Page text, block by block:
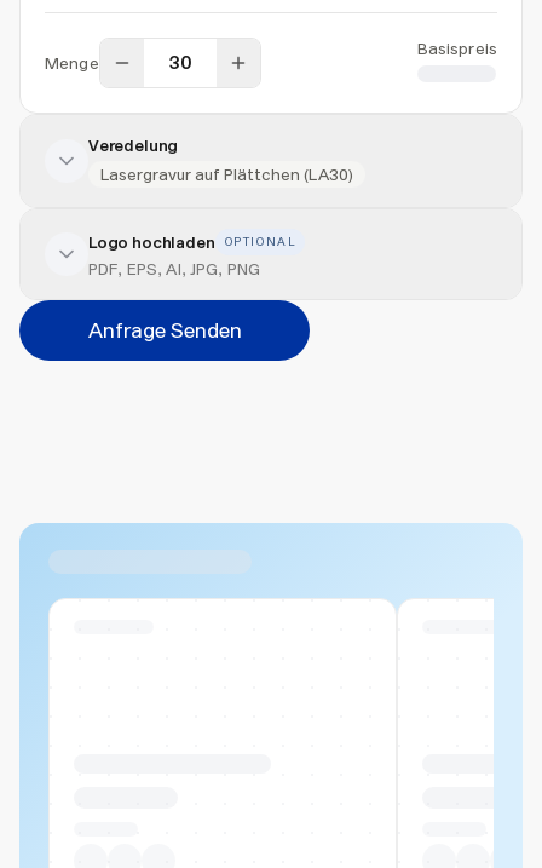
Menge
Basispreis
Veredelung
Lasergravur auf Plättchen (LA30)
Veredelung hinzufügen
Veredelungsart
Logo hochladen OPTIONAL
PDF, EPS, AI, JPG, PNG
Anfrage Senden